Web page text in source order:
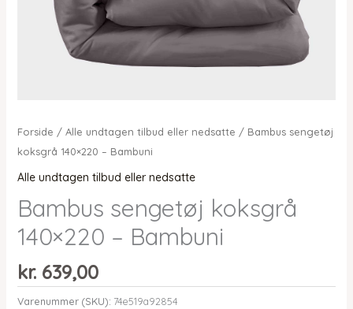
Forside / Alle undtagen tilbud eller nedsatte / Bambus sengetøj
koksgrå 140×220 – Bambuni
Alle undtagen tilbud eller nedsatte
Bambus sengetøj koksgrå
140×220 – Bambuni
kr.639,00
Varenummer (SKU): 74e519a92854